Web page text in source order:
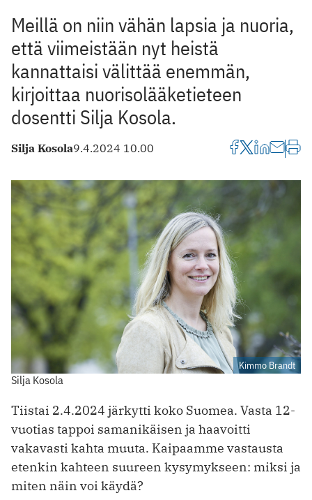
Meillä on niin vähän lapsia ja nuoria,
että viimeistään nyt heistä
kannattaisi välittää enemmän,
kirjoittaa nuorisolääketieteen
dosentti Silja Kosola.
Silja Kosola9.4.2024 10.00
Kimmo Brandt
Silja Kosola
Tiistai 2.4.2024 järkytti koko Suomea. Vasta 12-
vuotias tappoi samanikäisen ja haavoitti
vakavasti kahta muuta. Kaipaamme vastausta
etenkin kahteen suureen kysymykseen: miksi ja
miten näin voi käydä?